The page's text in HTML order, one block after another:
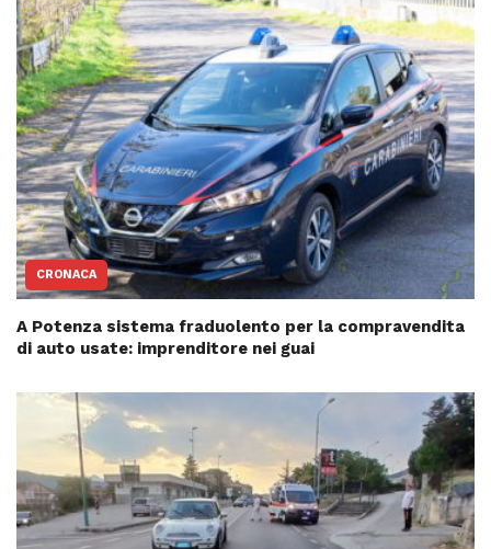
CRONACA
A Potenza sistema fraduolento per la compravendita
di auto usate: imprenditore nei guai